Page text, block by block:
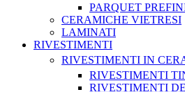
PARQUET
CERAMICHE VIETRESI
LAMINATI
RIVESTIMENTI
RIVESTIMENTI IN
RIVESTIMENTI
RIVESTIMENTI